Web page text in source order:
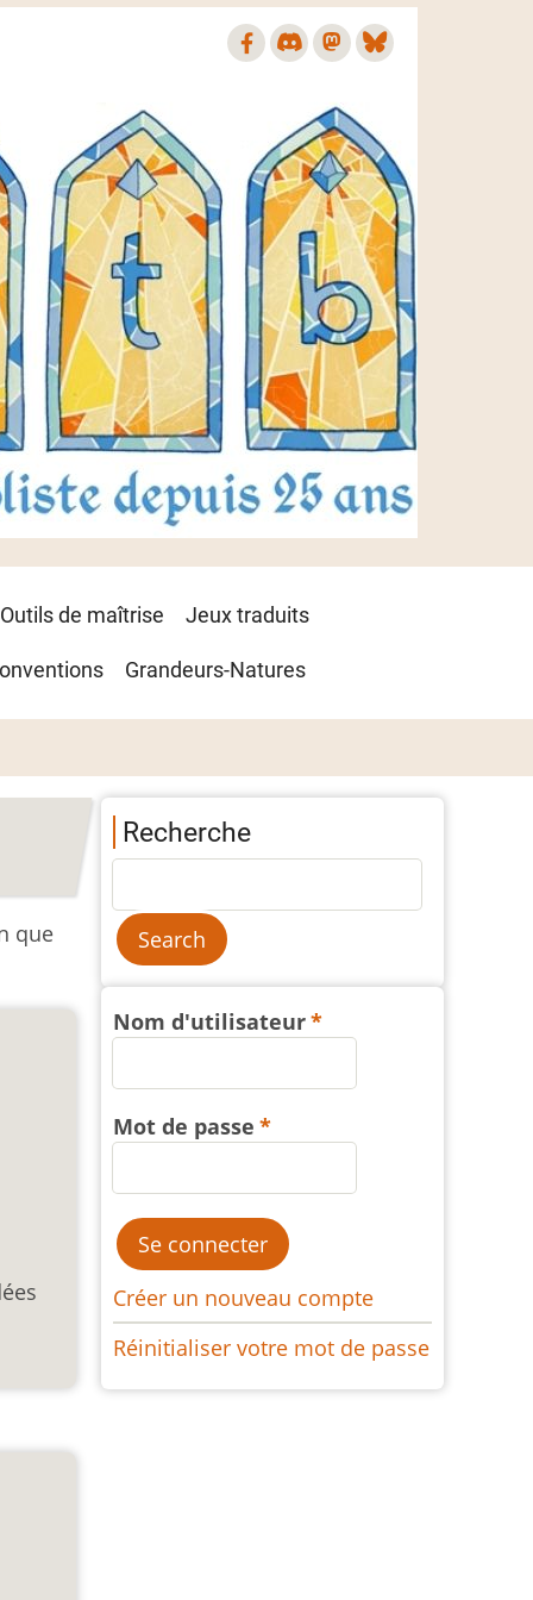
Outils de maîtrise Jeux traduits
Grandeurs-Natures
que
Recherche
Nom d'utilisateur
Mot de passe
Créer un nouveau compte
Réinitialiser votre mot de passe